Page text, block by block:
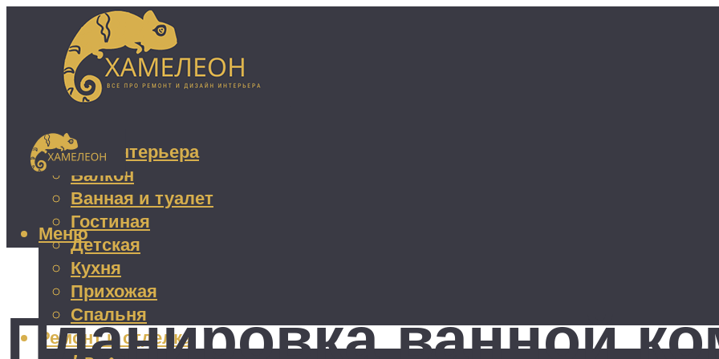
Дизайн интерьера
Балкон
Ванная и туалет
Гостиная
Детская
Кухня
Прихожая
Спальня
Ремонт и отделка
Меню
Планировка ванной